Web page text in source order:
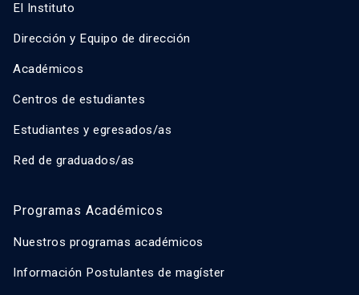
El Instituto
Dirección y Equipo de dirección
Académicos
Centros de estudiantes
Estudiantes y egresados/as
Red de graduados/as
Programas Académicos
Nuestros programas académicos
Información Postulantes de magíster